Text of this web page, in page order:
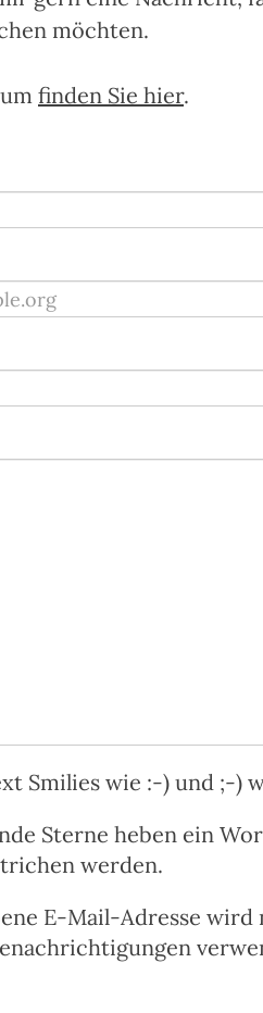
möchten.
finden Sie hier.
Smilies wie :-) und ;-)
Sterne heben ein
werden.
E-Mail-Adresse